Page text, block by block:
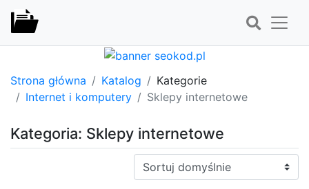
Strona główna Katalog
Kategorie
Internet i komputery
Sklepy internetowe
Kategoria: Sklepy internetowe
Sortuj: